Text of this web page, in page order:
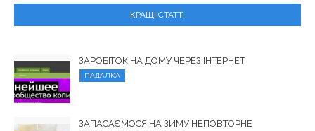
КРАЩІ СТАТТІ
ЗАРОБІТОК НА ДОМУ ЧЕРЕЗ ІНТЕРНЕТ
ПАДАЛКА
ЗАПАСАЄМОСЯ НА ЗИМУ НЕПОВТОРНЕ